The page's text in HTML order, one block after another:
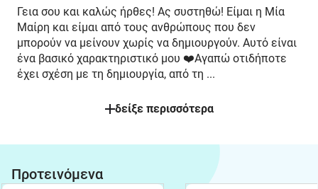
Γεια σου και καλώς ήρθες! Ας συστηθώ! Είμαι η Μία
Μαίρη και είμαι από τους ανθρώπους που δεν
μπορούν να μείνουν χωρίς να δημιουργούν. Αυτό είναι
ένα βασικό χαρακτηριστικό μου ❤️Αγαπώ οτιδήποτε
έχει σχέση με τη δημιουργία, από τη ...
δείξε περισσότερα
Προτεινόμενα
Νέο Bestseller